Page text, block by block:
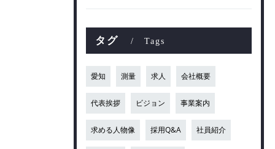
タグ Tags
愛知 測量 求人 会社概要
代表挨拶 ビジョン 事業案内
求める人物像 採用Q&A 社員紹介